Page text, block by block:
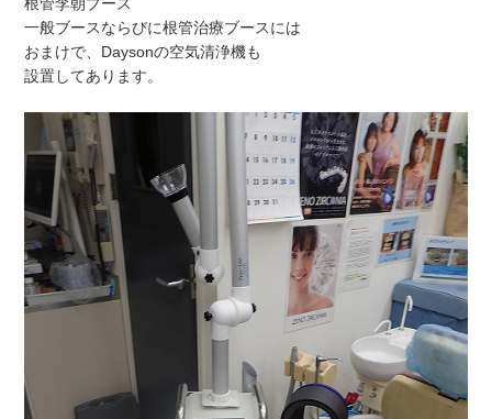
一般ブースならびに根管治療ブースには
おまけで、Daysonの空気清浄機も
設置してあります。